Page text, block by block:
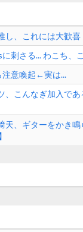
し、これには大歓喜
刺さる... わこち、
注意喚起←実は...
、こんなぎ加入で
天、ギターをかき鳴